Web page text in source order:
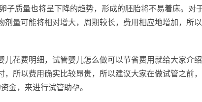
子质量也将呈下降的趋势，形成的胚胎将不易着床。对
量可能将相对增大，周期较长，费用相应地增加，所
花费明细，试管婴儿怎么做可以节省费用就给大家介
所以费用确实比较昂贵，所以建议大家在做试管之前
金，来进行试管助孕。